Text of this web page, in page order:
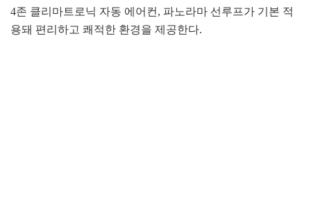
4존 클리마트로닉 자동 에어컨, 파노라마 선루프가 기본 적
용돼 편리하고 쾌적한 환경을 제공한다.